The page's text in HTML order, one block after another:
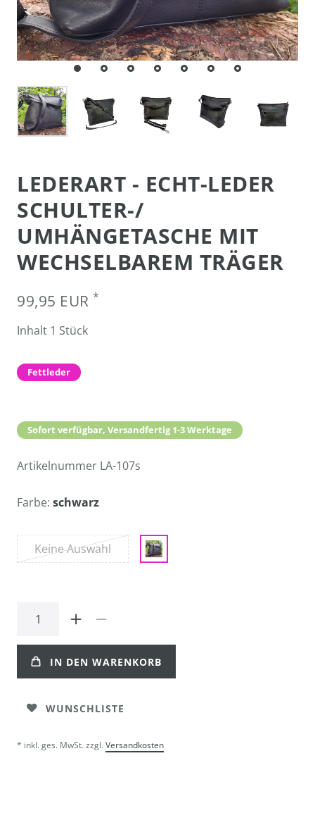
LEDERART - ECHT-LEDER
SCHULTER-/
UMHÄNGETASCHE MIT
WECHSELBAREM TRÄGER
99,95 EUR *
Inhalt 1 Stück
Fettleder
Sofort verfügbar, Versandfertig 1-3 Werktage
Artikelnummer LA-107s
Farbe: schwarz
Keine Auswahl
IN DEN WARENKORB
WUNSCHLISTE
* inkl. ges. MwSt. zzgl.Versandkosten